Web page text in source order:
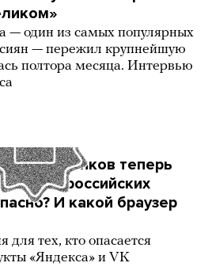
— один из самых популярных
— пережил крупнейшую
полтора месяца. Интервью
банков теперь
в российских
И какой браузер
для тех, кто опасается
«Яндекса» и VK